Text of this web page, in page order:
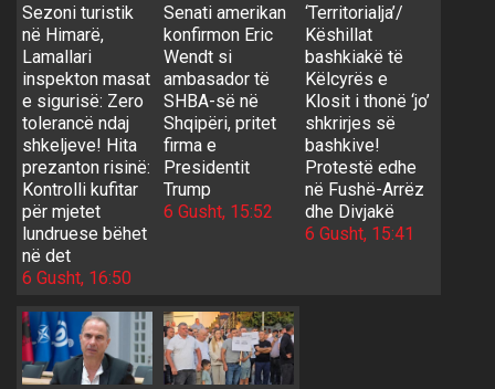
Sezoni turistik
në Himarë,
Lamallari
inspekton masat
e sigurisë: Zero
tolerancë ndaj
shkeljeve! Hita
prezanton risinë:
Kontrolli kufitar
për mjetet
lundruese bëhet
në det
6 Gusht, 16:50
Senati amerikan
konfirmon Eric
Wendt si
ambasador të
SHBA-së në
Shqipëri, pritet
firma e
Presidentit
Trump
6 Gusht, 15:52
‘Territorialja’/
Këshillat
bashkiakë të
Këlcyrës e
Klosit i thonë ‘jo’
shkrirjes së
bashkive!
Protestë edhe
në Fushë-Arrëz
dhe Divjakë
6 Gusht, 15:41